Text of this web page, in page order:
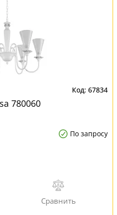
67834
780060
По запросу